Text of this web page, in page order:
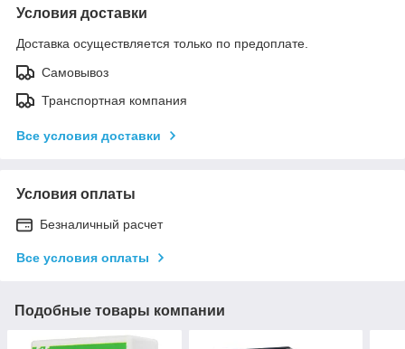
Условия доставки
Доставка осуществляется только по предоплате.
Самовывоз
Транспортная компания
Все условия доставки
Условия оплаты
Безналичный расчет
Все условия оплаты
Подобные товары компании